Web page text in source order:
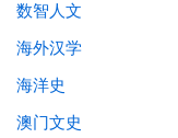
数智人文
海外汉学
海洋史
澳门文史